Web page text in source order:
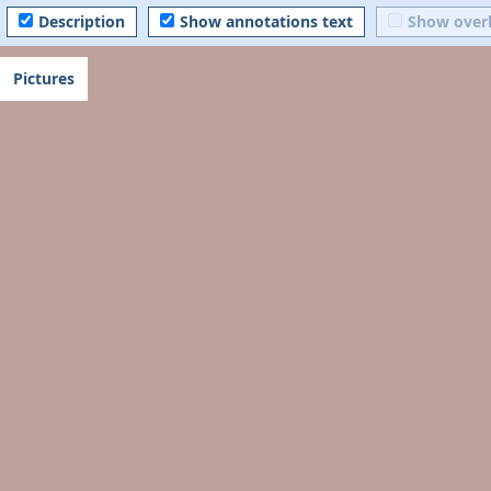
Description Show annotations text Show
Pictures